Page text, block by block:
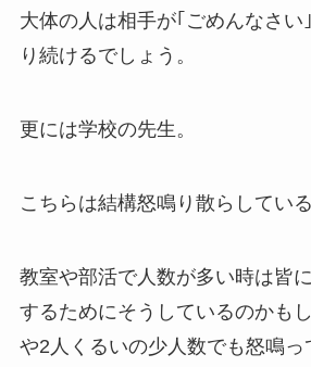
大体の人は相手が｢ごめんなさい
り続けるでしょう。
更には学校の先生。
こちらは結構怒鳴り散らしてい
教室や部活で人数が多い時は皆
するためにそうしているのかも
や2人くるいの少人数でも怒鳴っ